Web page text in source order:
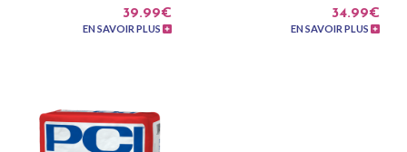
39.99€
EN SAVOIR PLUS
34.99€
EN SAVOIR PLUS